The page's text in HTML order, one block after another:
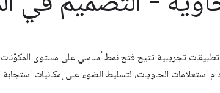
تجريبية تتيح فتح نمط أساسي على مستوى المكوّنات
استعلامات الحاويات، لتسليط الضوء على إمكانيات استجابة